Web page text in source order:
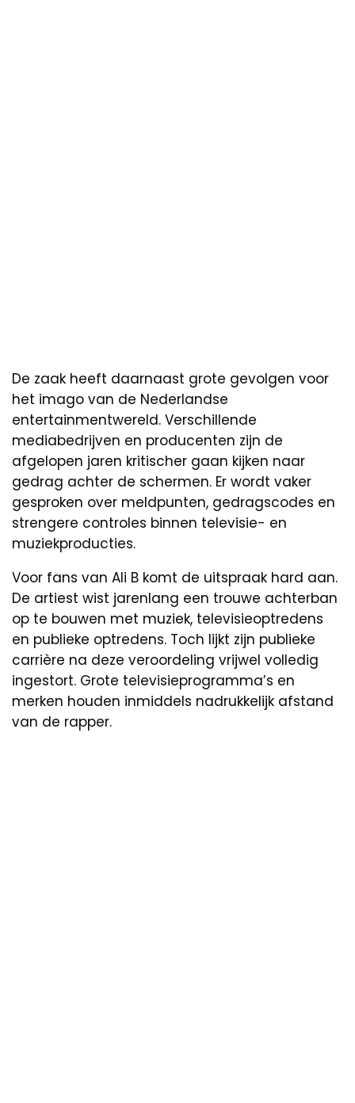
De zaak heeft daarnaast grote gevolgen voor
het imago van de Nederlandse
entertainmentwereld. Verschillende
mediabedrijven en producenten zijn de
afgelopen jaren kritischer gaan kijken naar
gedrag achter de schermen. Er wordt vaker
gesproken over meldpunten, gedragscodes en
strengere controles binnen televisie- en
muziekproducties.
Voor fans van Ali B komt de uitspraak hard aan.
De artiest wist jarenlang een trouwe achterban
op te bouwen met muziek, televisieoptredens
en publieke optredens. Toch lijkt zijn publieke
carrière na deze veroordeling vrijwel volledig
ingestort. Grote televisieprogramma’s en
merken houden inmiddels nadrukkelijk afstand
van de rapper.